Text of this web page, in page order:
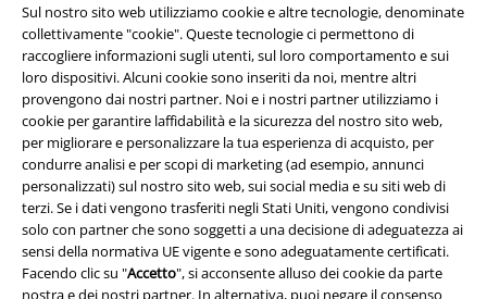
Sul nostro sito web utilizziamo cookie e altre tecnologie, denominate
collettivamente "cookie". Queste tecnologie ci permettono di
raccogliere informazioni sugli utenti, sul loro comportamento e sui
loro dispositivi. Alcuni cookie sono inseriti da noi, mentre altri
provengono dai nostri partner. Noi e i nostri partner utilizziamo i
cookie per garantire laffidabilità e la sicurezza del nostro sito web,
per migliorare e personalizzare la tua esperienza di acquisto, per
condurre analisi e per scopi di marketing (ad esempio, annunci
personalizzati) sul nostro sito web, sui social media e su siti web di
terzi. Se i dati vengono trasferiti negli Stati Uniti, vengono condivisi
solo con partner che sono soggetti a una decisione di adeguatezza ai
sensi della normativa UE vigente e sono adeguatamente certificati.
Facendo clic su "Accetto", si acconsente alluso dei cookie da parte
nostra e dei nostri partner. In alternativa, puoi negare il consenso
Info legali
Termini & Condizioni